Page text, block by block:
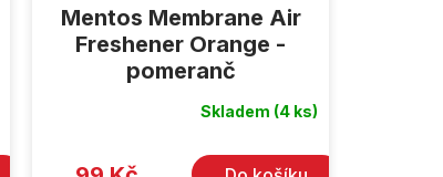
Mentos Membrane Air
Freshener Orange -
pomeranč
Skladem (4 ks)